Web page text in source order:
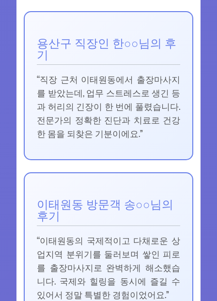
용산구 직장인 한○○님의 후
기
“직장 근처 이태원동에서 출장마사지
를 받았는데, 업무 스트레스로 생긴 등
과 허리의 긴장이 한 번에 풀렸습니다.
전문가의 정확한 진단과 치료로 건강
한 몸을 되찾은 기분이에요.”
이태원동 방문객 송○○님의
후기
“이태원동의 국제적이고 다채로운 상
업지역 분위기를 둘러보며 쌓인 피로
를 출장마사지로 완벽하게 해소했습
니다. 국제와 힐링을 동시에 즐길 수
있어서 정말 특별한 경험이었어요.”